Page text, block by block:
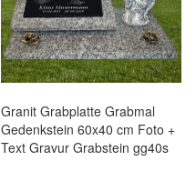
Granit Grabplatte Grabmal
Gedenkstein 60x40 cm Foto +
Text Gravur Grabstein gg40s